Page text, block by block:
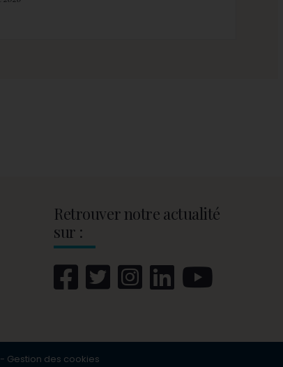
Retrouver notre actualité
sur :
- Gestion des cookies